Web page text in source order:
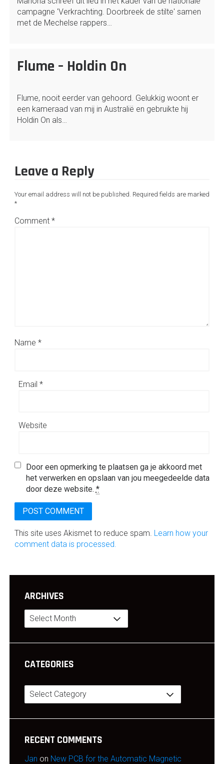
campagne 'Verkrachting. Doorbreek de stilte' samen
met de Mechelse rappers…
Flume – Holdin On
Flume, nooit eerder van gehoord. Gelukkig woont er
een kameraad van mij in Australië en gebruikte hij
Holdin On als…
Leave a Reply
Your email address will not be published. Required fields are marked
*
Comment *
Name *
Email *
Website
Door een opmerking te plaatsen ga je akkoord met
het verwerken en opslaan van jou meegedeelde data
door deze website. *
This site uses Akismet to reduce spam. Learn how your
comment data is processed.
ARCHIVES
Archives
CATEGORIES
Categories
RECENT COMMENTS
Jan on New PCB for the Automatic Magnetic